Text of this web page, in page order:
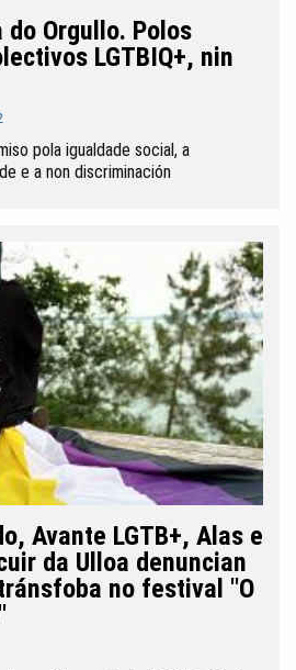
do Orgullo. Polos
LGTBIQ+, nin
pola igualdade social, a
e a non discriminación
Avante LGTB+, Alas e
da Ulloa denuncian
no festival "O